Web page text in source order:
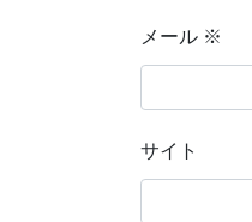
メール ※
サイト